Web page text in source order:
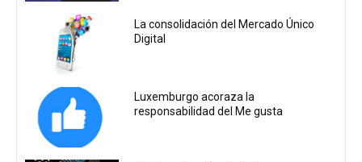
La consolidación del Mercado Único
Digital
Luxemburgo acoraza la
responsabilidad del Me gusta